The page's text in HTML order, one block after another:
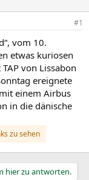
#1
vom 10.
etwas kuriosen
von Lissabon
ereignete
einem Airbus
in die dänische
zu sehen
hier zu antworten.